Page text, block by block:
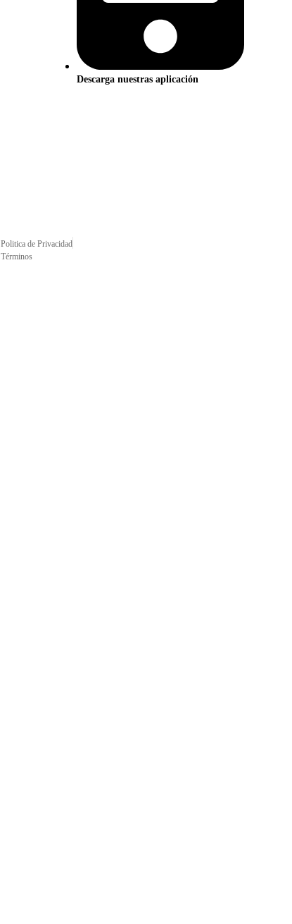
Descarga nuestras aplicación
Politica de Privacidad
Términos